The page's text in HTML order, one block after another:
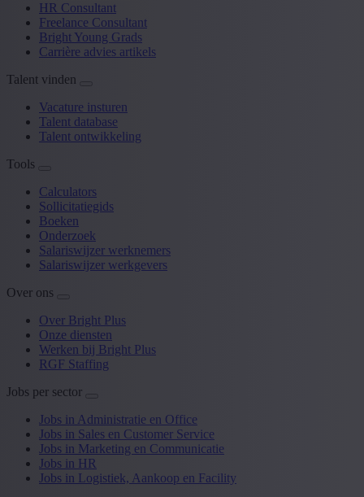
HR Consultant
Freelance Consultant
Bright Young Grads
Carrière advies artikels
Talent vinden
Vacature insturen
Talent database
Talent ontwikkeling
Tools
Calculators
Sollicitatiegids
Boeken
Onderzoek
Salariswijzer werknemers
Salariswijzer werkgevers
Over ons
Over Bright Plus
Onze diensten
Werken bij Bright Plus
RGF Staffing
Jobs per sector
Jobs in Administratie en Office
Jobs in Sales en Customer Service
Jobs in Marketing en Communicatie
Jobs in HR
Jobs in Logistiek, Aankoop en Facility